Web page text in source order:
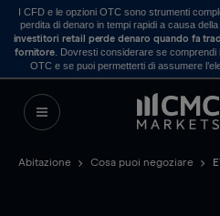
I CFD e le opzioni OTC sono strumenti
perdita di denaro in tempi rapidi a causa
investitori retail perde denaro quando fa
fornitore . Dovresti considerare se
OTC e se puoi permetterti di assumere
Abitazione Cosa puoi negoziare